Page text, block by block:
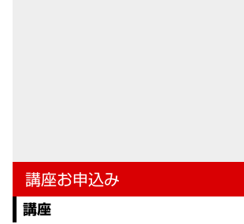
講座お申込み
講座